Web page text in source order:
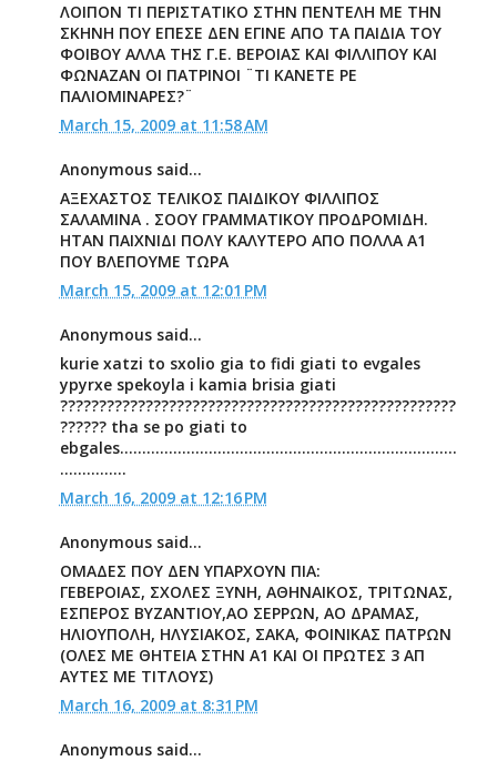
ΛΟΙΠΟΝ ΤΙ ΠΕΡΙΣΤΑΤΙΚΟ ΣΤΗΝ ΠΕΝΤΕΛΗ ΜΕ ΤΗΝ
ΣΚΗΝΗ ΠΟΥ ΕΠΕΣΕ ΔΕΝ ΕΓΙΝΕ ΑΠΟ ΤΑ ΠΑΙΔΙΑ ΤΟΥ
ΦΟΙΒΟΥ ΑΛΛΑ ΤΗΣ Γ.Ε. ΒΕΡΟΙΑΣ ΚΑΙ ΦΙΛΛΙΠΟΥ ΚΑΙ
ΦΩΝΑΖΑΝ ΟΙ ΠΑΤΡΙΝΟΙ ¨ΤΙ ΚΑΝΕΤΕ ΡΕ
ΠΑΛΙΟΜΙΝΑΡΕΣ?¨
March 15, 2009 at 11:58 AM
Anonymous said...
ΑΞΕΧΑΣΤΟΣ ΤΕΛΙΚΟΣ ΠΑΙΔΙΚΟΥ ΦΙΛΛΙΠΟΣ
ΣΑΛΑΜΙΝΑ . ΣΟΟΥ ΓΡΑΜΜΑΤΙΚΟΥ ΠΡΟΔΡΟΜΙΔΗ.
ΗΤΑΝ ΠΑΙΧΝΙΔΙ ΠΟΛΥ ΚΑΛΥΤΕΡΟ ΑΠΟ ΠΟΛΛΑ Α1
ΠΟΥ ΒΛΕΠΟΥΜΕ ΤΩΡΑ
March 15, 2009 at 12:01 PM
Anonymous said...
kurie xatzi to sxolio gia to fidi giati to evgales
ypyrxe spekoyla i kamia brisia giati
???????????????????????????????????????????????????
?????? tha se po giati to
ebgales............................................................................
...............
March 16, 2009 at 12:16 PM
Anonymous said...
ΟΜΑΔΕΣ ΠΟΥ ΔΕΝ ΥΠΑΡΧΟΥΝ ΠΙΑ:
ΓΕΒΕΡΟΙΑΣ, ΣΧΟΛΕΣ ΞΥΝΗ, ΑΘΗΝΑΙΚΟΣ, ΤΡΙΤΩΝΑΣ,
ΕΣΠΕΡΟΣ ΒΥΖΑΝΤΙΟΥ,ΑΟ ΣΕΡΡΩΝ, ΑΟ ΔΡΑΜΑΣ,
ΗΛΙΟΥΠΟΛΗ, ΗΛΥΣΙΑΚΟΣ, ΣΑΚΑ, ΦΟΙΝΙΚΑΣ ΠΑΤΡΩΝ
(ΟΛΕΣ ΜΕ ΘΗΤΕΙΑ ΣΤΗΝ Α1 ΚΑΙ ΟΙ ΠΡΩΤΕΣ 3 ΑΠ
ΑΥΤΕΣ ΜΕ ΤΙΤΛΟΥΣ)
March 16, 2009 at 8:31 PM
Anonymous said...